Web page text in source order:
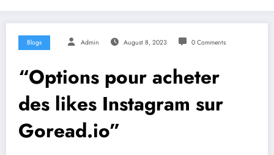
Blogs Admin August 8, 2023 0 Comments
“Options pour acheter
des likes Instagram sur
Goread.io”